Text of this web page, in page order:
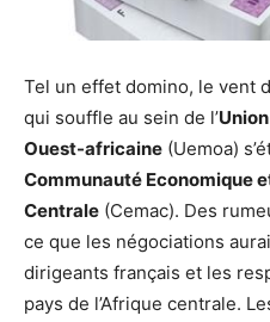
Tel un effet domino, le vent
qui souffle au sein de l’
Ouest-africaine (Uemoa)
Communauté Economique
Centrale (Cemac). Des
ce que les négociations
dirigeants français et les
pays de l’Afrique centrale.